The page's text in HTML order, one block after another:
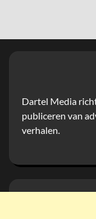
Dartel Media
publiceren van
verhalen.